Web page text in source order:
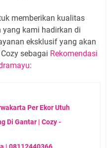
memberikan kualitas
kami hadirkan di
eksklusif yang akan
sebagai Rekomendasi
:
Per Ekor Utuh
Di Gantar | Cozy -